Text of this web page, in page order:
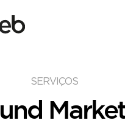
SERVIÇOS